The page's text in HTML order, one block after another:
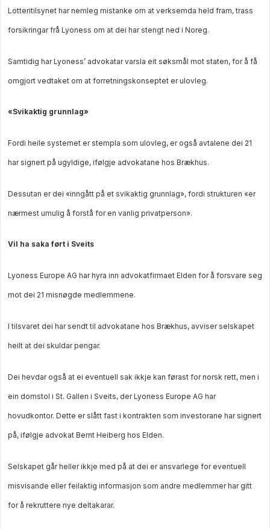
Lotteritilsynet har nemleg mistanke om at verksemda held fram, trass
forsikringar frå Lyoness om at dei har stengt ned i Noreg.
Samtidig har Lyoness’ advokatar varsla eit søksmål mot staten, for å få
omgjort vedtaket om at forretningskonseptet er ulovleg.
«Svikaktig grunnlag»
Fordi heile systemet er stempla som ulovleg, er også avtalene dei 21
har signert på ugyldige, ifølgje advokatane hos Brækhus.
Dessutan er dei «inngått på et svikaktig grunnlag», fordi strukturen «er
nærmest umulig å forstå for en vanlig privatperson».
Vil ha saka ført i Sveits
Lyoness Europe AG har hyra inn advokatfirmaet Elden for å forsvare seg
mot dei 21 misnøgde medlemmene.
I tilsvaret dei har sendt til advokatane hos Brækhus, avviser selskapet
heilt at dei skuldar pengar.
Dei hevdar også at ei eventuell sak ikkje kan førast for norsk rett, men i
ein domstol i St. Gallen i Sveits, der Lyoness Europe AG har
hovudkontor. Dette er slått fast i kontrakten som investorane har signert
på, ifølgje advokat Bernt Heiberg hos Elden.
Selskapet går heller ikkje med på at dei er ansvarlege for eventuell
misvisande eller feilaktig informasjon som andre medlemmer har gitt
for å rekruttere nye deltakarar.